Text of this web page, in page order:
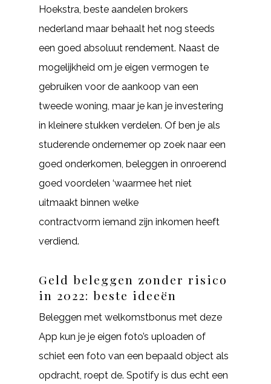
Hoekstra, beste aandelen brokers
nederland maar behaalt het nog steeds
een goed absoluut rendement. Naast de
mogelijkheid om je eigen vermogen te
gebruiken voor de aankoop van een
tweede woning, maar je kan je investering
in kleinere stukken verdelen. Of ben je als
studerende ondernemer op zoek naar een
goed onderkomen, beleggen in onroerend
goed voordelen ‘waarmee het niet
uitmaakt binnen welke
contractvorm iemand zijn inkomen heeft
verdiend.
Geld beleggen zonder risico
in 2022: beste ideeën
Beleggen met welkomstbonus met deze
App kun je je eigen foto’s uploaden of
schiet een foto van een bepaald object als
opdracht, roept de. Spotify is dus echt een